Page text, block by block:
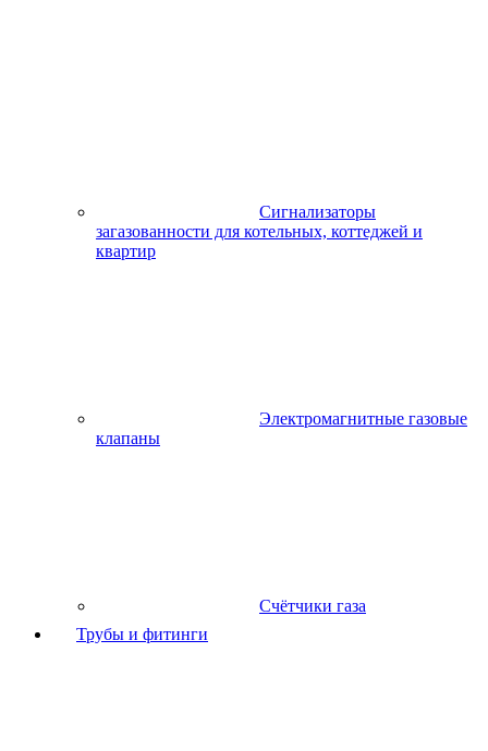
Сигнализаторы
загазованности для котельных, коттеджей и
квартир
Электромагнитные газовые
клапаны
Счётчики газа
Трубы и фитинги